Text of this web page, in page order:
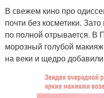
В свежем кино про
почти без косметики.
по полной отрывается. В
морозный голубой
на веки и щедро